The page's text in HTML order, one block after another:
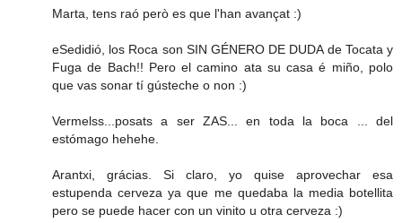
Marta, tens raó però es que l'han avançat :)
eSedidió, los Roca son SIN GÉNERO DE DUDA de Tocata y
Fuga de Bach!! Pero el camino ata su casa é miño, polo
que vas sonar tí gústeche o non :)
Vermelss...posats a ser ZAS... en toda la boca ... del
estómago hehehe.
Arantxi, grácias. Si claro, yo quise aprovechar esa
estupenda cerveza ya que me quedaba la media botellita
pero se puede hacer con un vinito u otra cerveza :)